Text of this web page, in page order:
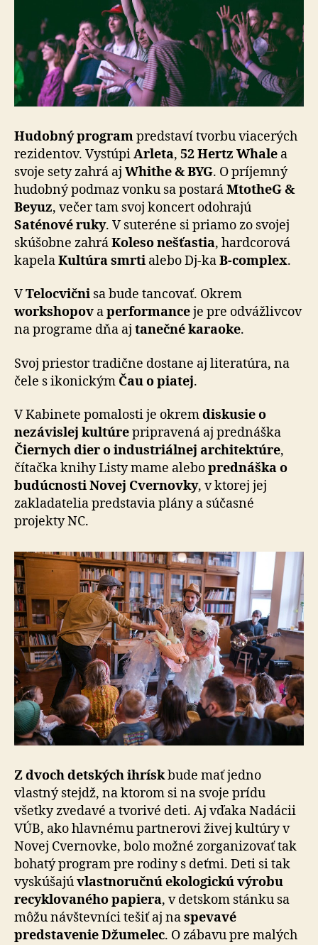
Hudobný programpredstaví tvorbu viacerých
rezidentov. VystúpiArleta, 52 Hertz Whale a
svoje sety zahrá aj Whithe & BYG. O príjemný
hudobný podmaz vonku sa postaráMtotheG &
Beyuz, večer tam svoj koncert odohrajú
Saténové ruky. V suteréne si priamo zo svojej
skúšobne zahráKoleso nešťastia, hardcorová
kapelaKultúra smrti alebo Dj-kaB-complex.
VTelocvični sa bude tancovať. Okrem
workshopov aperformanceje pre odvážlivcov
na programe dňa aj tanečné karaoke.
Svoj priestor tradične dostane aj literatúra, na
čele s ikonickým Čau o piatej.
V Kabinete pomalosti je okremdiskusie o
nezávislej kultúrepripravená aj prednáška
Čiernych dier o industriálnej architektúre,
čítačka knihy Listy mame aleboprednáška o
budúcnosti Novej Cvernovky, v ktorej jej
zakladatelia predstavia plány a súčasné
projekty NC.
Z dvoch detských ihrískbude mať jedno
vlastný stejdž, na ktorom si na svoje prídu
všetky zvedavé a tvorivé deti. Aj vďaka Nadácii
VÚB, ako hlavnému partnerovi živej kultúry v
Novej Cvernovke, bolo možné zorganizovať tak
bohatý program pre rodiny s deťmi. Deti si tak
vyskúšajúvlastnoručnú ekologickú výrobu
recyklovaného papiera, v detskom stánku sa
môžu návštevníci tešiť aj naspevavé
predstavenie Džumelec. O zábavu pre malých